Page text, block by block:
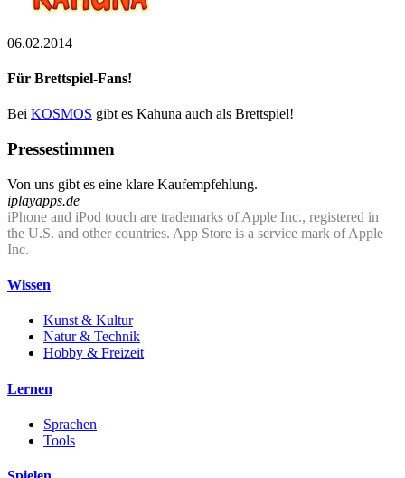
06.02.2014
Für Brettspiel-Fans!
Bei KOSMOS gibt es Kahuna auch als Brettspiel!
Pressestimmen
Von uns gibt es eine klare Kaufempfehlung.
iplayapps.de
iPhone and iPod touch are trademarks of Apple Inc., registered in
the U.S. and other countries. App Store is a service mark of Apple
Inc.
Wissen
Kunst & Kultur
Natur & Technik
Hobby & Freizeit
Lernen
Sprachen
Tools